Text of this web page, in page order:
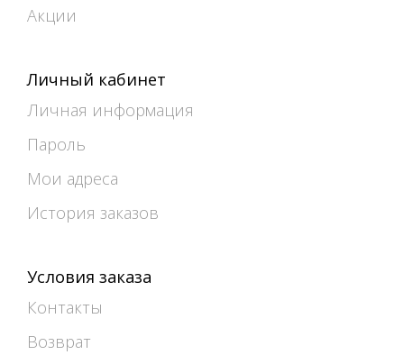
Акции
Личный кабинет
Личная информация
Пароль
Мои адреса
История заказов
Условия заказа
Контакты
Возврат